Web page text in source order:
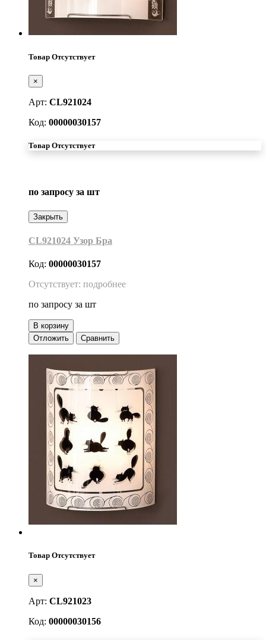
Товар Отсутствует
×
Арт: CL921024
Код: 00000030157
Товар Отсутствует
по запросу за шт
Закрыть
CL921024 Узор Бра
Код: 00000030157
Отсутствует: подробнее
по запросу за шт
В корзину
Отложить
Сравнить
Товар Отсутствует
×
Арт: CL921023
Код: 00000030156